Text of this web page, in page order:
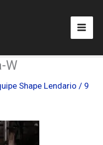
W
Shape Lendario / 9